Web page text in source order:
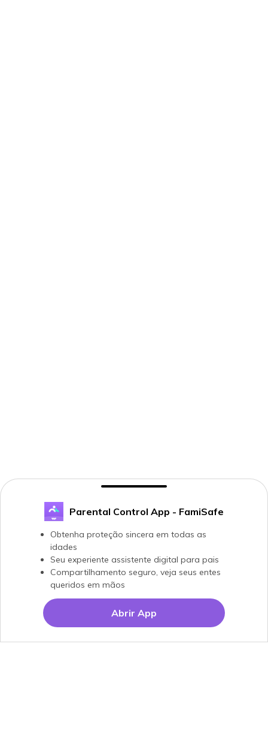
Parental Control App - FamiSafe
Obtenha proteção sincera em todas as
idades
Seu experiente assistente digital para pais
Compartilhamento seguro, veja seus entes
queridos em mãos
Abrir App